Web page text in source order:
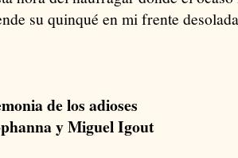
su quinqué en mi frente
de los adioses
y Miguel Igout